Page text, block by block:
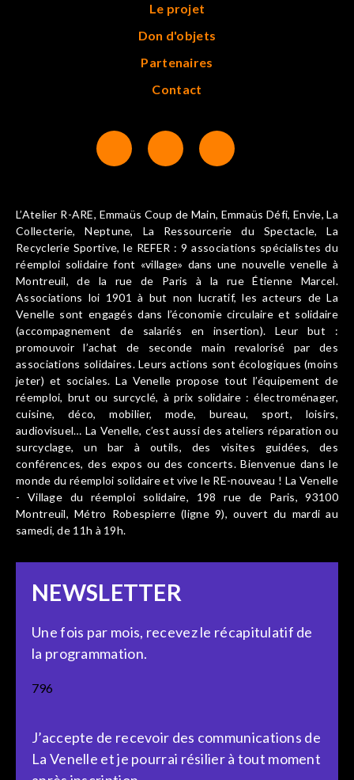
Le projet
Don d'objets
Partenaires
Contact
L’Atelier R-ARE, Emmaüs Coup de Main, Emmaüs Défi, Envie, La
Collecterie, Neptune, La Ressourcerie du Spectacle, La
Recyclerie Sportive, le REFER : 9 associations spécialistes du
réemploi solidaire font «village» dans une nouvelle venelle à
Montreuil, de la rue de Paris à la rue Étienne Marcel.
Associations loi 1901 à but non lucratif, les acteurs de La
Venelle sont engagés dans l’économie circulaire et solidaire
(accompagnement de salariés en insertion). Leur but :
promouvoir l’achat de seconde main revalorisé par des
associations solidaires. Leurs actions sont écologiques (moins
jeter) et sociales. La Venelle propose tout l’équipement de
réemploi, brut ou surcyclé, à prix solidaire : électroménager,
cuisine, déco, mobilier, mode, bureau, sport, loisirs,
audiovisuel… La Venelle, c’est aussi des ateliers réparation ou
surcyclage, un bar à outils, des visites guidées, des
conférences, des expos ou des concerts. Bienvenue dans le
monde du réemploi solidaire et vive le RE-nouveau ! La Venelle
- Village du réemploi solidaire, 198 rue de Paris, 93100
Montreuil, Métro Robespierre (ligne 9), ouvert du mardi au
samedi, de 11h à 19h.
NEWSLETTER
Une fois par mois, recevez le récapitulatif de
la programmation.
796
J’accepte de recevoir des communications de
La Venelle et je pourrai résilier à tout moment